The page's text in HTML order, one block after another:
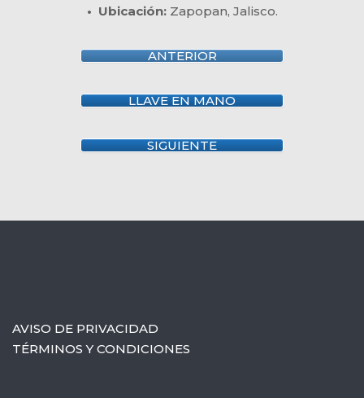
• Ubicación:Zapopan, Jalisco.
ANTERIOR
LLAVE EN MANO
SIGUIENTE
AVISO DE PRIVACIDAD
TÉRMINOS Y CONDICIONES